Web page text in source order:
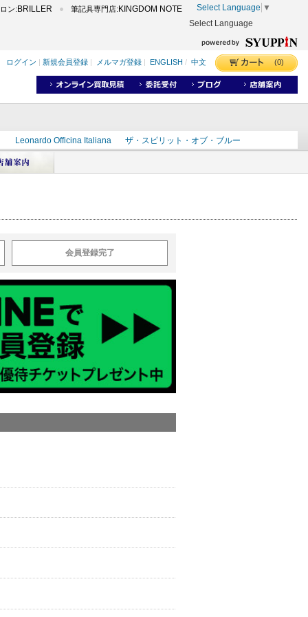
ン: BRILLER 筆記具専門店: KINGDOM NOTE Select Language ▼
Select Language
ログイン 新規会員登録 メルマガ登録 ENGLISH / 中文 (0)
Leonardo Officina Italiana
ザ・スピリット・オブ・ブルー
ラインD
ズ カヴゼットインク スーベレーン
モンブラン
会員登録完了